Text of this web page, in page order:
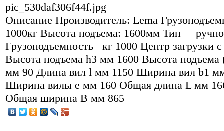
pic_530daf306f44f.jpg
Описание Производитель: Lema
1000кг Высота подъема: 1600мм Тип
Грузоподъемность кг 1000 Центр загрузки
Высота подъема h3 мм 1600 Высота подъема
мм 90 Длина вил l мм 1150 Ширина вил b1
Ширина вилы e мм 160 Общая длина L мм
Общая ширина B мм 865